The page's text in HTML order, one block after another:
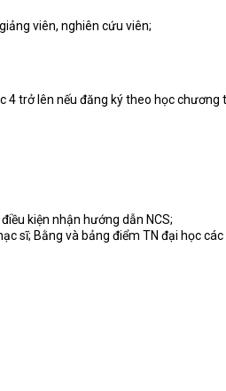
viên, nghiên cứu viên;
4 trở lên nếu đăng ký theo học chương
kiện nhận hướng dẫn NCS;
sĩ; Bằng và bảng điểm TN đại học